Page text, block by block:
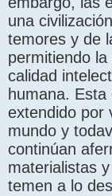
una
temores y de
permitiendo
calidad
humana.
extendido por
mundo y
continúan
materialistas
temen a lo